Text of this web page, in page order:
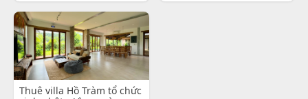
Thuê villa Hồ Tràm tổ chức